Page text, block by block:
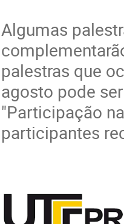
Algumas
palestras que
agosto pode
"Participação
participantes